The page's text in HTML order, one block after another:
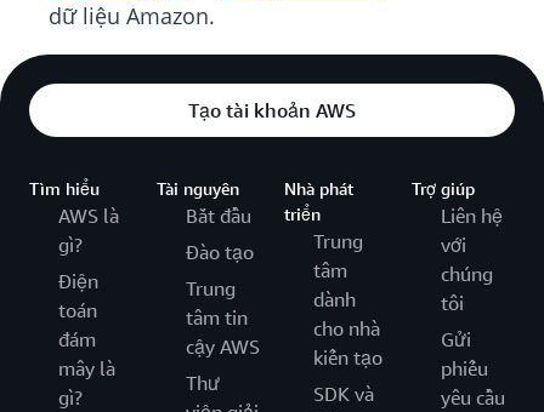
dữ liệu Amazon.
Tạo tài khoản AWS
Tìm hiểu
AWS là
gì?
Điện
toán
đám
mây là
gì?
Tài nguyên
Bắt đầu
Đào tạo
Trung
tâm tin
cậy AWS
Thư
Nhà phát
triển
Trung
tâm
dành
cho nhà
kiến tạo
SDK và
Trợ giúp
Liên hệ
với
chúng
tôi
Gửi
phiếu
yêu cầu